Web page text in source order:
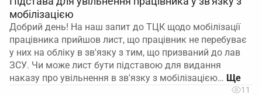
мобілізацією
Добрий день! На наш запит до ТЦК щодо мобілізації
працівника прийшов лист, що працівник не перебуває
у них на обліку в зв'язку з тим, що призваний до лав
ЗСУ. Чи може лист бути підставою для видання
наказу про увільнення в зв'язку з мобілізацією…
11